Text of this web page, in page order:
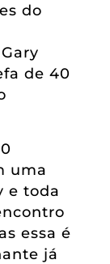
do
de 40
uma
e toda
essa é
já